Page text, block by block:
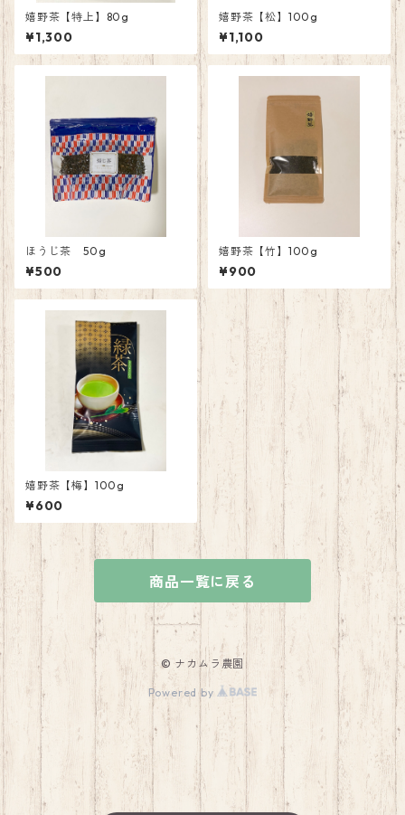
嬉野茶【特上】80g
¥1,300
嬉野茶【松】100g
¥1,100
ほうじ茶 50g
¥500
嬉野茶【竹】100g
¥900
嬉野茶【梅】100g
¥600
商品一覧に戻る
© ナカムラ農園
Powered by